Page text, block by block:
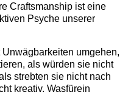
Craftsmanship ist eine
Psyche unserer
umgehen,
als würden sie nicht
strebten sie nicht nach
kreativ. Wasfürein